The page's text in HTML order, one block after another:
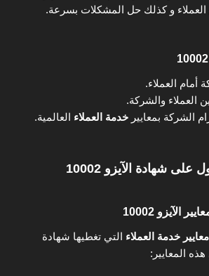
العملاء و كذلك حل المشكلات بسرعة.
العملاء.
العملاء والشركة.
الشركة بمعايير خدمة العملاء العالمية.
الآيزو 10002
معايير خدمة العملاء التي تغطيها شهادة